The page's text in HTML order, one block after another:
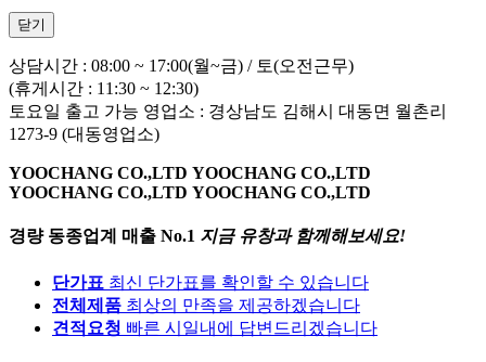
닫기
상담시간 : 08:00 ~ 17:00(월~금) / 토(오전근무)
(휴게시간 : 11:30 ~ 12:30)
토요일 출고 가능 영업소 : 경상남도 김해시 대동면 월촌리
1273-9 (대동영업소)
YOOCHANG CO.,LTD YOOCHANG CO.,LTD
YOOCHANG CO.,LTD YOOCHANG CO.,LTD
경량 동종업계 매출 No.1 지금 유창과 함께해보세요!
단가표 최신 단가표를 확인할 수 있습니다
전체제품 최상의 만족을 제공하겠습니다
견적요청 빠른 시일내에 답변드리겠습니다